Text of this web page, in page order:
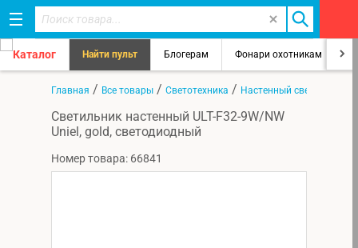
Каталог Найти пульт Блогерам Фонари охотникам
Главная / Все товары / Светотехника / Настенный светильник
Светильник настенный ULT-F32-9W/NW
Uniel, gold, светодиодный
Номер товара: 66841